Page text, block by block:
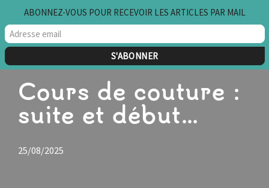
Aller
au
Cours de couture :
suite et début…
25/08/2025
ABONNEZ-VOUS POUR RECEVOIR LES ARTICLES PAR MAIL